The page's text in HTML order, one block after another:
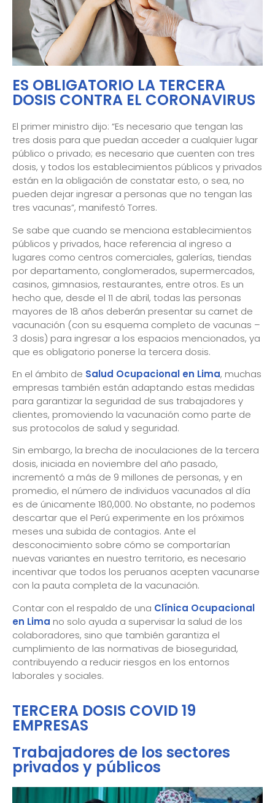
ES OBLIGATORIO LA TERCERA
DOSIS CONTRA EL CORONAVIRUS
El primer ministro dijo: “Es necesario que tengan las
tres dosis para que puedan acceder a cualquier lugar
público o privado; es necesario que cuenten con tres
dosis, y todos los establecimientos públicos y privados
están en la obligación de constatar esto, o sea, no
pueden dejar ingresar a personas que no tengan las
tres vacunas”, manifestó Torres.
Se sabe que cuando se menciona establecimientos
públicos y privados, hace referencia al ingreso a
lugares como centros comerciales, galerías, tiendas
por departamento, conglomerados, supermercados,
casinos, gimnasios, restaurantes, entre otros. Es un
hecho que, desde el 11 de abril, todas las personas
mayores de 18 años deberán presentar su carnet de
vacunación (con su esquema completo de vacunas –
3 dosis) para ingresar a los espacios mencionados, ya
que es obligatorio ponerse la tercera dosis.
En el ámbito de Salud Ocupacional en Lima, muchas
empresas también están adaptando estas medidas
para garantizar la seguridad de sus trabajadores y
clientes, promoviendo la vacunación como parte de
sus protocolos de salud y seguridad.
Sin embargo, la brecha de inoculaciones de la tercera
dosis, iniciada en noviembre del año pasado,
incrementó a más de 9 millones de personas, y en
promedio, el número de individuos vacunados al día
es de únicamente 180,000. No obstante, no podemos
descartar que el Perú experimente en los próximos
meses una subida de contagios. Ante el
desconocimiento sobre cómo se comportarían
nuevas variantes en nuestro territorio, es necesario
incentivar que todos los peruanos acepten vacunarse
con la pauta completa de la vacunación.
Contar con el respaldo de una Clínica Ocupacional
en Lima no solo ayuda a supervisar la salud de los
colaboradores, sino que también garantiza el
cumplimiento de las normativas de bioseguridad,
contribuyendo a reducir riesgos en los entornos
laborales y sociales.
TERCERA DOSIS COVID 19
EMPRESAS
Trabajadores de los sectores
privados y públicos